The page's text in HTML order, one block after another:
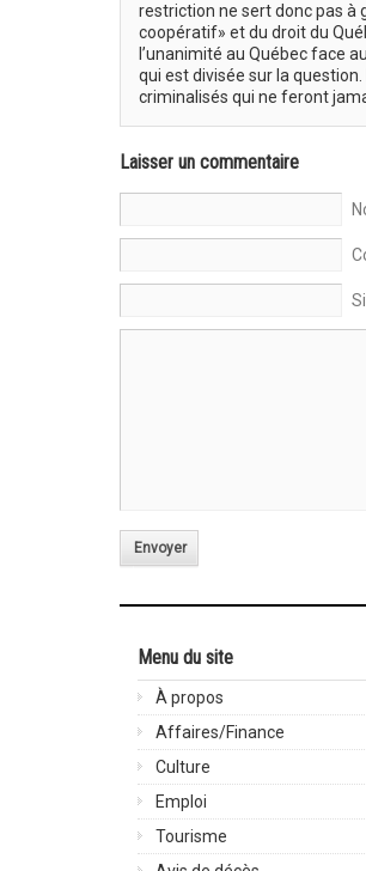
restriction ne sert donc pas à
coopératif» et du droit du
l’unanimité au Québec face
qui est divisée sur la
criminalisés qui ne feront
Laisser un commentaire
Envoyer
Menu du site
À propos
Affaires/Finance
Culture
Emploi
Tourisme